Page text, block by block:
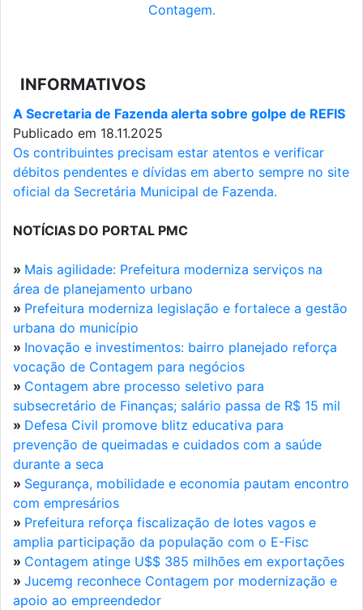
Contagem.
INFORMATIVOS
A Secretaria de Fazenda alerta sobre golpe de REFIS
Publicado em 18.11.2025
Os contribuintes precisam estar atentos e verificar
débitos pendentes e dívidas em aberto sempre no site
oficial da Secretária Municipal de Fazenda.
NOTÍCIAS DO PORTAL PMC
» Mais agilidade: Prefeitura moderniza serviços na
área de planejamento urbano
» Prefeitura moderniza legislação e fortalece a gestão
urbana do município
» Inovação e investimentos: bairro planejado reforça
vocação de Contagem para negócios
» Contagem abre processo seletivo para
subsecretário de Finanças; salário passa de R$ 15 mil
» Defesa Civil promove blitz educativa para
prevenção de queimadas e cuidados com a saúde
durante a seca
» Segurança, mobilidade e economia pautam encontro
com empresários
» Prefeitura reforça fiscalização de lotes vagos e
amplia participação da população com o E-Fisc
» Contagem atinge U$$ 385 milhões em exportações
» Jucemg reconhece Contagem por modernização e
apoio ao empreendedor